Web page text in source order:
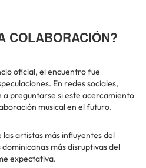
COLABORACIÓN?
oficial, el encuentro fue
En redes sociales,
a preguntarse si este acercamiento
musical en el futuro.
las artistas más influyentes del
más disruptivas del
expectativa.